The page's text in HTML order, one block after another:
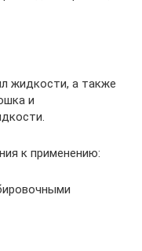
жидкости, а также
и
к применению: